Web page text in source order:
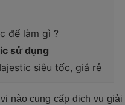
để làm gì ?
sử dụng
siêu tốc, giá rẻ
nào cung cấp dịch vụ